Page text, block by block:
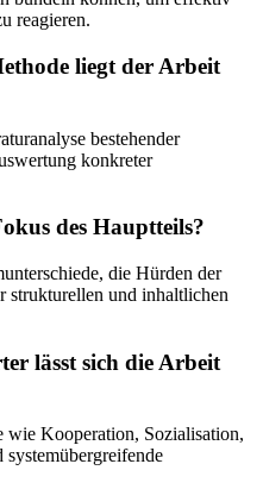
reagieren.
liegt der Arbeit
bestehender
konkreter
des Hauptteils?
die Hürden der
strukturellen und inhaltlichen
lässt sich die Arbeit
Kooperation, Sozialisation,